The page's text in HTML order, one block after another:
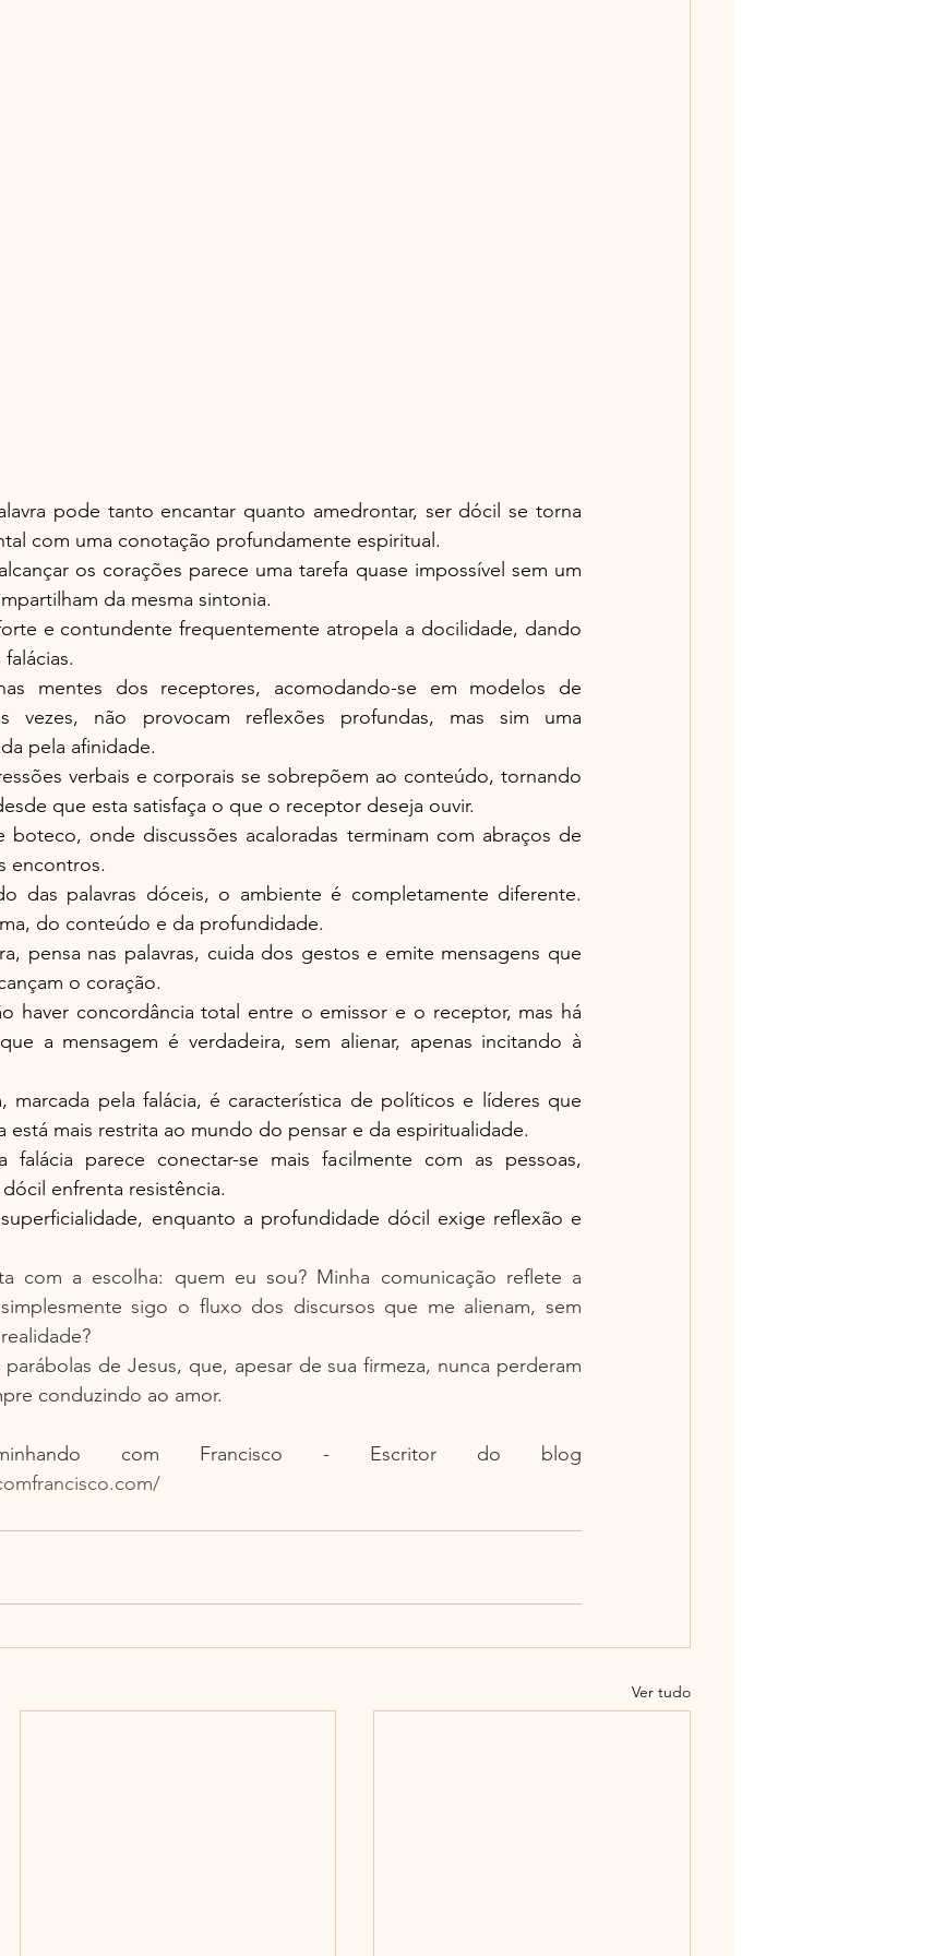
pode tanto encantar quanto amedrontar, ser dócil se torna
com uma conotação profundamente espiritual.
os corações parece uma tarefa quase impossível sem um
da mesma sintonia.
e contundente frequentemente atropela a docilidade, dando
mentes dos receptores, acomodando-se em modelos de
vezes, não provocam reflexões profundas, mas sim uma
pela afinidade.
verbais e corporais se sobrepõem ao conteúdo, tornando
que esta satisfaça o que o receptor deseja ouvir.
boteco, onde discussões acaloradas terminam com abraços de
encontros.
das palavras dóceis, o ambiente é completamente diferente.
do conteúdo e da profundidade.
pensa nas palavras, cuida dos gestos e emite mensagens que
o coração.
haver concordância total entre o emissor e o receptor, mas há
a mensagem é verdadeira, sem alienar, apenas incitando à
marcada pela falácia, é característica de políticos e líderes que
está mais restrita ao mundo do pensar e da espiritualidade.
parece conectar-se mais facilmente com as pessoas,
enfrenta resistência.
enquanto a profundidade dócil exige reflexão e
com a escolha: quem eu sou? Minha comunicação reflete a
sigo o fluxo dos discursos que me alienam, sem
de Jesus, que, apesar de sua firmeza, nunca perderam
conduzindo ao amor.
Ver tudo